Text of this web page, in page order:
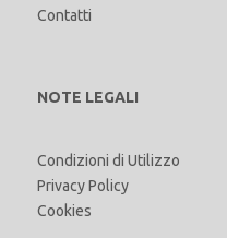
Contatti
NOTE LEGALI
Condizioni di Utilizzo
Privacy Policy
Cookies